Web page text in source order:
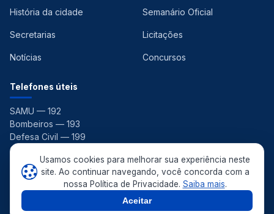
História da cidade
Secretarias
Notícias
Semanário Oficial
Licitações
Concursos
Telefones úteis
SAMU — 192
Bombeiros — 193
Defesa Civil — 199
Ouvidoria — 156
© 2026 Prefeitura Municipal de Pedras de Fogo. Todos os direitos
reservados. ·
Política de Privacidade
Usamos cookies para melhorar sua experiência neste
site. Ao continuar navegando, você concorda com a
nossa Política de Privacidade. Saiba mais.
Aceitar